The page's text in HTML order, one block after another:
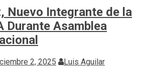
Nuevo Integrante de la
Durante Asamblea
2, 2025 Luis Aguilar